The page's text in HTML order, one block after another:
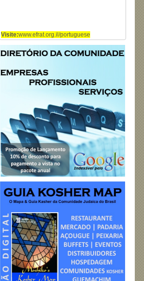
Visite:www.efrat.org.il/portuguese